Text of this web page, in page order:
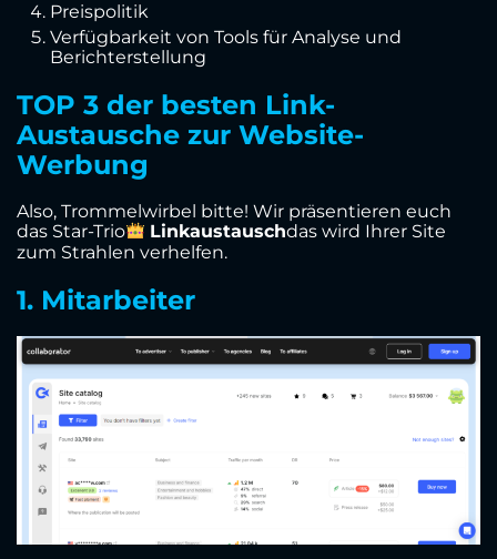
Preispolitik
Verfügbarkeit von Tools für Analyse und
Berichterstellung
TOP 3 der besten Link-
Austausche zur Website-
Werbung
Also, Trommelwirbel bitte! Wir präsentieren euch
das Star-Trio
Linkaustauschdas wird Ihrer Site
zum Strahlen verhelfen.
1. Mitarbeiter